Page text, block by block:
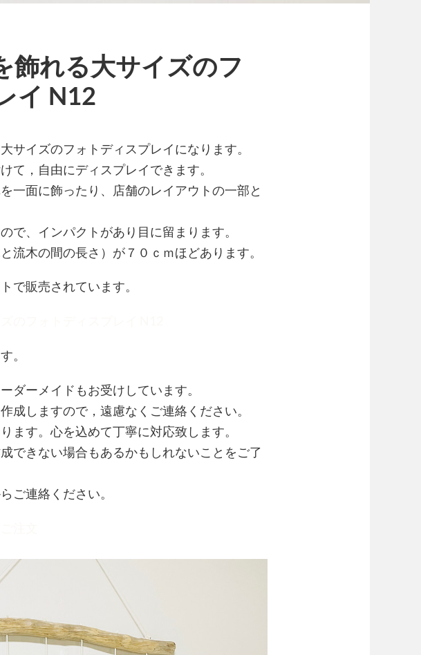
飾れる大サイズのフ
イ N12
サイズのフォトディスプレイになります。
て，自由にディスプレイできます。
一面に飾ったり、店舗のレイアウトの一部と
で、インパクトがあり目に留まります。
流木の間の長さ）が７０ｃｍほどあります。
で販売されています。
。
ダーメイドもお受けしています。
成しますので，遠慮なくご連絡ください。
ます。心を込めて丁寧に対応致します。
できない場合もあるかもしれないことをご了
ご連絡ください。